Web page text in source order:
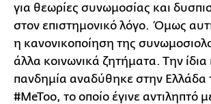
για θεωρίες συνωμοσίας και
στον επιστημονικό λόγο. Όμως
η κανονικοποίηση της
άλλα κοινωνικά ζητήματα. Την ίδια
πανδημία αναδύθηκε στην Ελλάδα
#MeToo, το οποίο έγινε αντιληπτό